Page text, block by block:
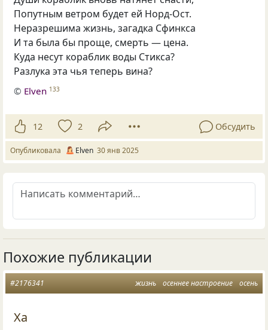
Попутным ветром будет ей Норд-Ост.
Неразрешима жизнь, загадка Сфинкса
И та была бы проще, смерть — цена.
Куда несут кораблик воды Стикса?
Разлука эта чья теперь вина?
© Elven 133
12 2 Обсудить
Опубликовала Elven 30 янв 2025
Похожие публикации
жизнь осеннее настроение осень
#2176341
Ха